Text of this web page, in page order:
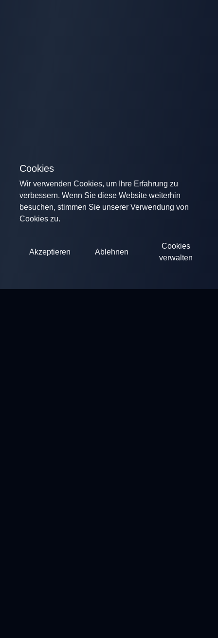
Cookies
Wir verwenden Cookies, um Ihre Erfahrung zu
verbessern. Wenn Sie diese Website weiterhin
besuchen, stimmen Sie unserer Verwendung von
Cookies zu.
Akzeptieren Ablehnen
Cookies
verwalten